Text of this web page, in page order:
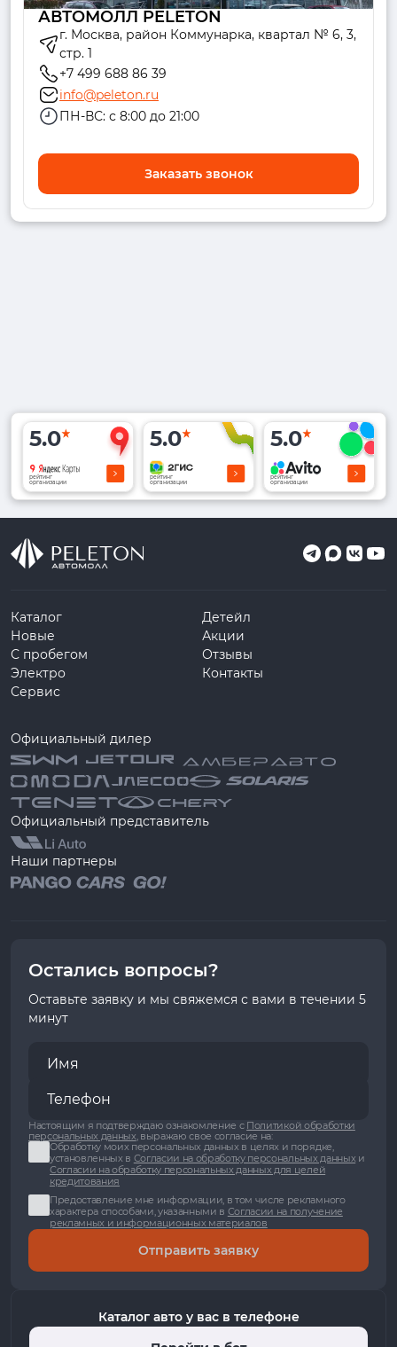
АВТОМОЛЛ PELETON
г. Москва, район Коммунарка, квартал № 6, 3,
стр. 1
+7 499 688 86 39
info@peleton.ru
ПН-ВС: с 8:00 до 21:00
Заказать звонок
5.0
рейтинг
организации
5.0
рейтинг
организации
5.0
рейтинг
организации
Каталог
Новые
С пробегом
Электро
Сервис
Детейл
Акции
Отзывы
Контакты
Официальный дилер
Официальный представитель
Наши партнеры
Остались вопросы?
Оставьте заявку и мы свяжемся с вами в течении 5
минут
Настоящим я подтверждаю ознакомление с Политикой обработки
персональных данных, выражаю свое согласие на:
Обработку моих персональных данных в целях и порядке,
установленных в Согласии на обработку персональных данныхи
Согласии на обработку персональных данных для целей
кредитования
Предоставление мне информации, в том числе рекламного
характера способами, указанными в Согласии на получение
рекламных и информационных материалов
Отправить заявку
Каталог авто у вас в телефоне